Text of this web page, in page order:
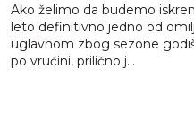
Ako želimo da budemo
leto definitivno jedno od
uglavnom zbog sezone
po vrućini, prilično j...